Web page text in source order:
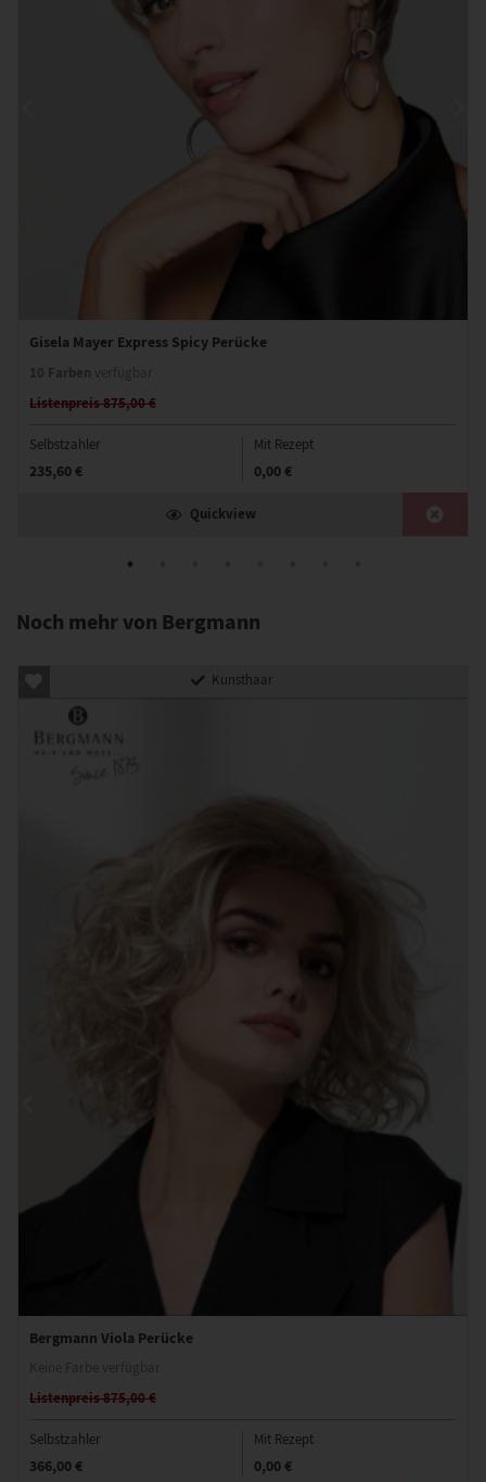
Gisela Mayer Express Spicy Perücke
Listenpreis 875,00 €
Selbstzahler
235,60 €
Mit Rezept
0,00 €
Quickview
Noch mehr von Bergmann
Kunsthaar
Bergmann Viola Perücke
Listenpreis 875,00 €
Selbstzahler
366,00 €
Mit Rezept
0,00 €